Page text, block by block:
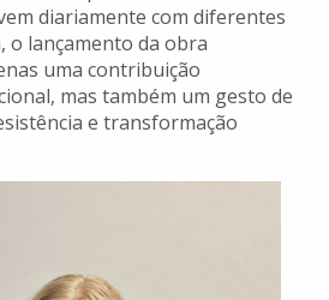
diariamente com diferentes
o lançamento da obra
uma contribuição
mas também um gesto de
e transformação